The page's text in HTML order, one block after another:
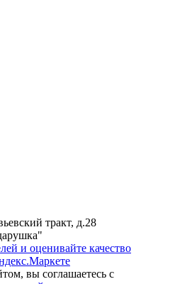
тракт, д.28
вы соглашаетесь с